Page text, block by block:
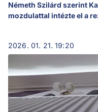
Németh Szilárd szerint
mozdulattal intézte el a
2026. 01. 21. 19:20